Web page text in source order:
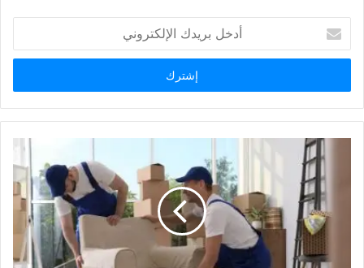
بريدك
الإلكتروني